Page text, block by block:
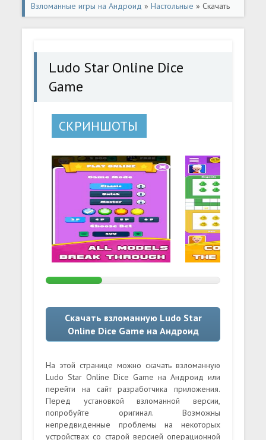
Взломанные игры на Андроид »Настольные » Скачать
Ludo Star Online Dice Game (Много денег) на Андроид
Ludo Star Online Dice
Game
СКРИНШОТЫ
Скачать взломанную Ludo Star
Online Dice Game на Андроид
На этой странице можно скачать взломанную
Ludo Star Online Dice Game на Андроид или
перейти на сайт разработчика приложения.
Перед установкой взломанной версии,
попробуйте оригинал. Возможны
непредвиденные проблемы на некоторых
устройствах со старой версией операционной